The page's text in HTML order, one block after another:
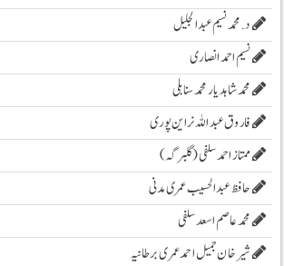
د. محمد نسیم عبد الجلیل
نسیم احمد انصاری
محمد شاہد یار محمد سنابلی
فاروق عبد اللہ نراین پوری
ممتاز احمد سلفی (گلبرگہ)
حافظ عبدالحسیب عمری مدنی
محمد عاصم اسعد سلفی
شیرخان جمیل احمد عمری برطانیہ